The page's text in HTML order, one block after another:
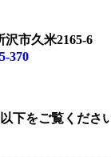
市久米2165-6
370
下をご覧くださ